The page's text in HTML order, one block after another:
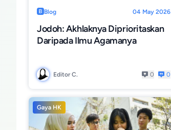
Blog 04 May 2026
Jodoh: Akhlaknya Diprioritaskan
Daripada Ilmu Agamanya
Editor C. 0 0
Gaya HK